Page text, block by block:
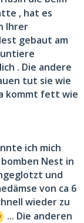
, hat es
Ihrer
gebaut am
. Die andere
tut sie wie
kommt fett wie
ich mich
Nest in
und
von ca 6
wieder zu
... Die anderen